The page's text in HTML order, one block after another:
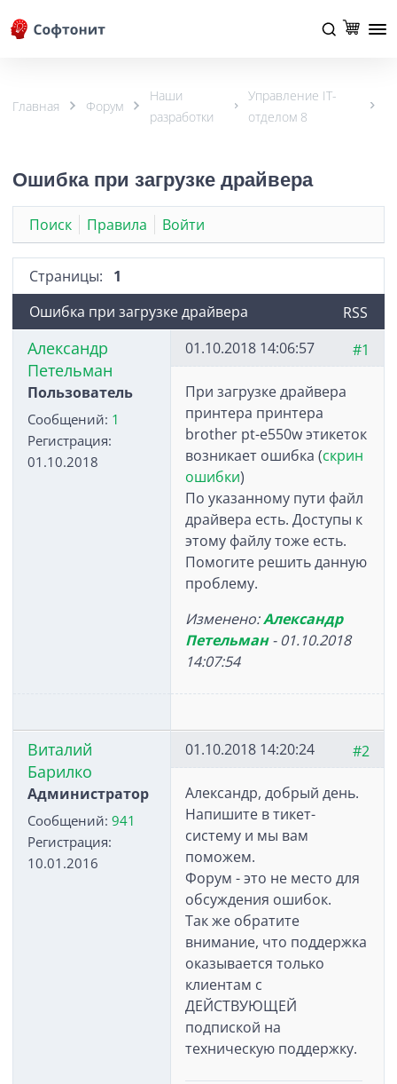
Главная Форум
Наши
разработки
Управление IT-
отделом 8
Ошибка при загрузке драйвера
Поиск Правила Войти
Страницы:
1
RSS
Ошибка при загрузке драйвера
Александр
Петельман
Пользователь
Сообщений: 1
Регистрация:
01.10.2018
#1
01.10.2018 14:06:57
При загрузке драйвера
принтера принтера
brother pt-e550w этикеток
возникает ошибка (скрин
ошибки)
По указанному пути файл
драйвера есть. Доступы к
этому файлу тоже есть.
Помогите решить данную
проблему.
Изменено:Александр
Петельман- 01.10.2018
14:07:54
Виталий
Барилко
Администратор
Сообщений: 941
Регистрация:
10.01.2016
#2
01.10.2018 14:20:24
Александр, добрый день.
Напишите в тикет-
систему и мы вам
поможем.
Форум - это не место для
обсуждения ошибок.
Так же обратите
внимание, что поддержка
оказывается только
клиентам с
ДЕЙСТВУЮЩЕЙ
подпиской на
техническую поддержку.